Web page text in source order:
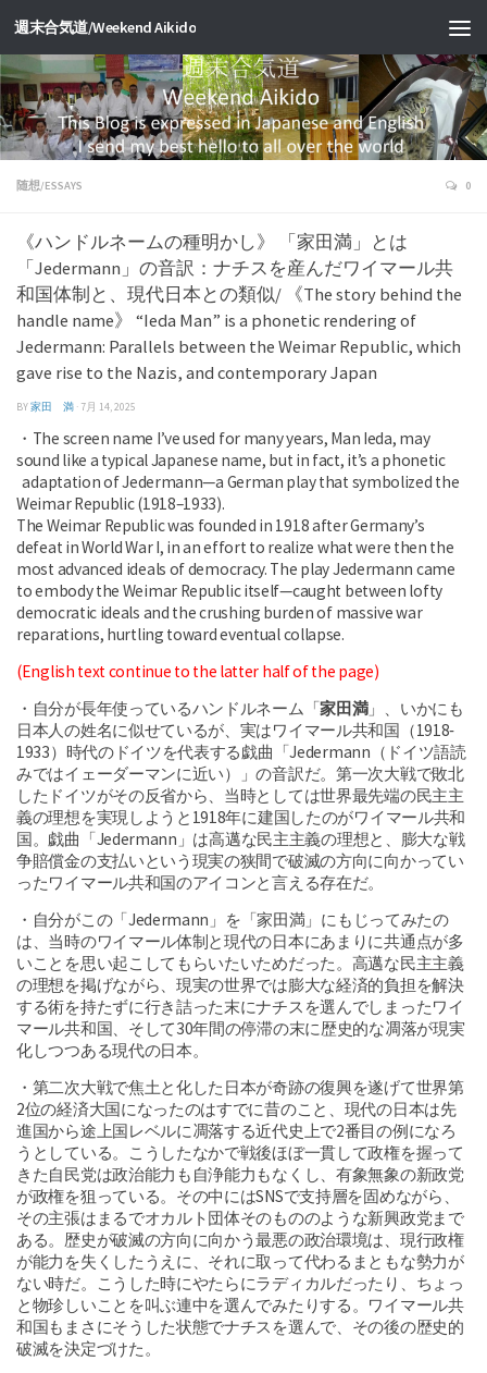
週末合気道/Weekend Aikido
随想/ESSAYS 0
《ハンドルネームの種明かし》 「家田満」とは
「Jedermann」の音訳：ナチスを産んだワイマール共
和国体制と、現代日本との類似/ 《The story behind the
handle name》 “Ieda Man” is a phonetic rendering of
Jedermann: Parallels between the Weimar Republic, which
gave rise to the Nazis, and contemporary Japan
BY家田 満 · 7月 14, 2025
・The screen name I’ve used for many years, Man Ieda, may
sound like a typical Japanese name, but in fact, it’s a phonetic
adaptation of Jedermann—a German play that symbolized the
Weimar Republic (1918–1933).
The Weimar Republic was founded in 1918 after Germany’s
defeat in World War I, in an effort to realize what were then the
most advanced ideals of democracy. The play Jedermann came
to embody the Weimar Republic itself—caught between lofty
democratic ideals and the crushing burden of massive war
reparations, hurtling toward eventual collapse.
(English text continue to the latter half of the page)
・自分が長年使っているハンドルネーム「家田満」、いかにも
日本人の姓名に似せているが、実はワイマール共和国（1918‐
1933）時代のドイツを代表する戯曲「Jedermann（ドイツ語読
みではイェーダーマンに近い）」の音訳だ。第一次大戦で敗北
したドイツがその反省から、当時としては世界最先端の民主主
義の理想を実現しようと1918年に建国したのがワイマール共和
国。戯曲「Jedermann」は高邁な民主主義の理想と、膨大な戦
争賠償金の支払いという現実の狭間で破滅の方向に向かってい
ったワイマール共和国のアイコンと言える存在だ。
・自分がこの「Jedermann」を「家田満」にもじってみたの
は、当時のワイマール体制と現代の日本にあまりに共通点が多
いことを思い起こしてもらいたいためだった。高邁な民主主義
の理想を掲げながら、現実の世界では膨大な経済的負担を解決
する術を持たずに行き詰った末にナチスを選んでしまったワイ
マール共和国、そして30年間の停滞の末に歴史的な凋落が現実
化しつつある現代の日本。
・第二次大戦で焦土と化した日本が奇跡の復興を遂げて世界第
2位の経済大国になったのはすでに昔のこと、現代の日本は先
進国から途上国レベルに凋落する近代史上で2番目の例になろ
うとしている。こうしたなかで戦後ほぼ一貫して政権を握って
きた自民党は政治能力も自浄能力もなくし、有象無象の新政党
が政権を狙っている。その中にはSNSで支持層を固めながら、
その主張はまるでオカルト団体そのもののような新興政党まで
ある。歴史が破滅の方向に向かう最悪の政治環境は、現行政権
が能力を失くしたうえに、それに取って代わるまともな勢力が
ない時だ。こうした時にやたらにラディカルだったり、ちょっ
と物珍しいことを叫ぶ連中を選んでみたりする。ワイマール共
和国もまさにそうした状態でナチスを選んで、その後の歴史的
破滅を決定づけた。